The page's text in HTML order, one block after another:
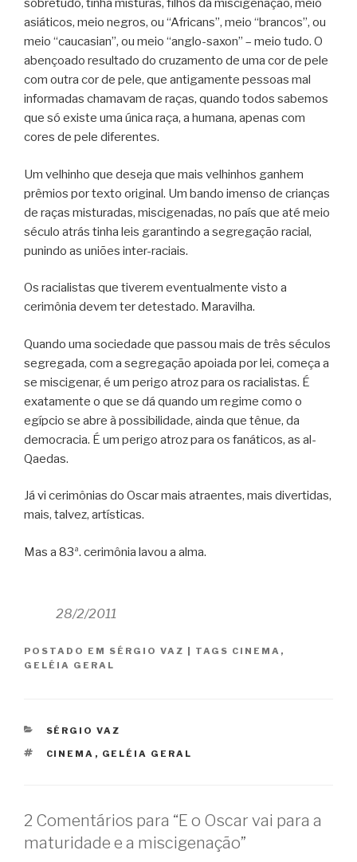
sobretudo, tinha misturas, filhos da miscigenação, meio
asiáticos, meio negros, ou “Africans”, meio “brancos”, ou
meio “caucasian”, ou meio “anglo-saxon” – meio tudo. O
abençoado resultado do cruzamento de uma cor de pele
com outra cor de pele, que antigamente pessoas mal
informadas chamavam de raças, quando todos sabemos
que só existe uma única raça, a humana, apenas com
cores de pele diferentes.
Um velhinho que deseja que mais velhinhos ganhem
prêmios por texto original. Um bando imenso de crianças
de raças misturadas, miscigenadas, no país que até meio
século atrás tinha leis garantindo a segregação racial,
punindo as uniões inter-raciais.
Os racialistas que tiverem eventualmente visto a
cerimônia devem ter detestado. Maravilha.
Quando uma sociedade que passou mais de três séculos
segregada, com a segregação apoiada por lei, começa a
se miscigenar, é um perigo atroz para os racialistas. É
exatamente o que se dá quando um regime como o
egípcio se abre à possibilidade, ainda que tênue, da
democracia. É um perigo atroz para os fanáticos, as al-
Qaedas.
Já vi cerimônias do Oscar mais atraentes, mais divertidas,
mais, talvez, artísticas.
Mas a 83ª. cerimônia lavou a alma.
28/2/2011
POSTADO EM SÉRGIO VAZ TAGS CINEMA ,
GELÉIA GERAL
CATEGORIAS
SÉRGIO VAZ
TAGS
CINEMA , GELÉIA GERAL
2 Comentários para “E o Oscar vai para a
maturidade e a miscigenação”